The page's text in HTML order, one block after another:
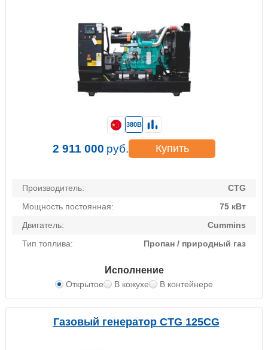
Производитель:
CTG
Мощность постоянная:
75 кВт
Двигатель:
Cummins
Тип топлива:
Пропан / природный газ
Исполнение
Открытое В кожухе В контейнере
380В
2 911 000 руб. Купить
Газовый генератор CTG 125CG